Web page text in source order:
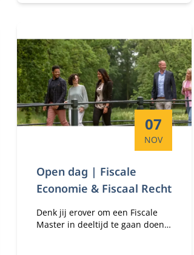
Open dag | Fiscale
Economie & Fiscaal Recht
Startdatum:
07
NOV
Denk jij erover om een Fiscale
Master in deeltijd te gaan doen?